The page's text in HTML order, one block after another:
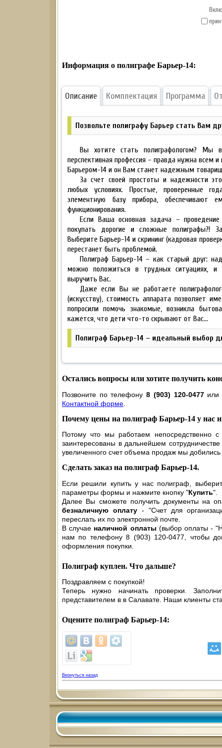
Информация о полиграфе Барьер-14:
Описание Комплектация Программа
Позвольте полиграфу Барьер стать Вам
Вы хотите стать полиграфологом? Мы
перспективная профессия – правда нужна всем и
Барьером-14 и он Вам станет надежным
За счет своей простоты и надежности
любых условиях. Простые, проверенные
элементную базу прибора, обеспечивают
функционирования.
Если Ваша основная задача –
покупать дорогие и сложные полиграфы?!
Выберите Барьер-14 и скрининг (кадровая
перестанет быть проблемой.
Полиграф Барьер-14 – как старый друг:
можно положиться в трудных ситуациях, и
выручить Вас.
Даже если Вы не работаете
(искусству), стоимость аппарата позволяет
попросили помочь знакомые, возникла
кажется, что дети что-то скрывают от Вас…
Полиграф Барьер-14 – идеальный выбор
Остались вопросы или хотите получить
Позвоните по телефону8 (903) 120-0477или
Контактной форме
Почему цены на полиграф Барьер-14 у нас
Потому что мы работаем непосредственно с
заинтересованы в дальнейшем
увеличенного счет объема продаж мы
Сделать заказ на полиграф Барьер-14.
Если решили купить у нас полиграф,
параметры формы и нажмите кнопку "Купить".
Далее Вы сможете получить документы на
безналичную оплату- "Счет для
переслать их по электронной почте.
В случае наличной оплаты (выбор оплаты -
нам по телефону 8 (903) 120-0477, чтобы
оформления покупки.
Полиграф куплен. Что дальше?
Поздравляем с покупкой!
Теперь нужно начинать проверки.
представителем в в Салавате. Наши клиенты
Оцените полиграф Барьер-14:
Вернуться назад